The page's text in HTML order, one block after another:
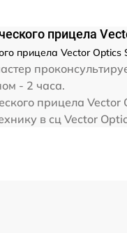
прицела
прицела Vector
- 2 часа.
прицела Vector
в сц Vector